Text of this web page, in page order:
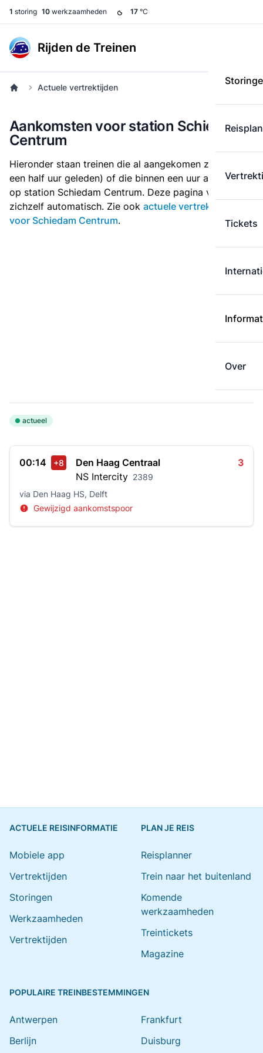
1 storing 10 werkzaamheden 17 °C
Rijden de Treinen
Tickets
Over
Actuele vertrektijden
Aankomsten voor station Schiedam
Centrum
Hieronder staan treinen die al aangekomen zijn (tot
een half uur geleden) of die binnen een uur arriveren
op station Schiedam Centrum. Deze pagina ververst
zichzelf automatisch. Zie ook actuele vertrektijden
voor Schiedam Centrum.
actueel
00:14 +8
Den Haag Centraal
NS Intercity 2389
3
via Den Haag HS, Delft
Gewijzigd aankomstspoor
ACTUELE REISINFORMATIE
Mobiele app
Vertrektijden
Storingen
Werkzaamheden
Vertrektijden
PLAN JE REIS
Reisplanner
Trein naar het buitenland
Komende
werkzaamheden
Treintickets
Magazine
POPULAIRE TREINBESTEMMINGEN
Antwerpen
Berlijn
Frankfurt
Duisburg